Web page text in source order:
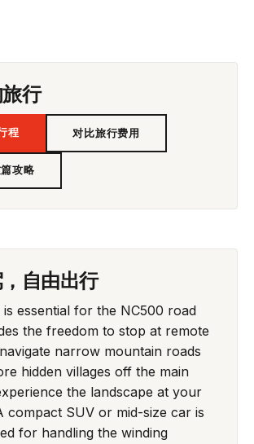
行
程 对比旅行费用
攻略
自由出行
essential for the NC500 road
the freedom to stop at remote
narrow mountain roads
hidden villages off the main
the landscape at your
compact SUV or mid-size car is
for handling the winding